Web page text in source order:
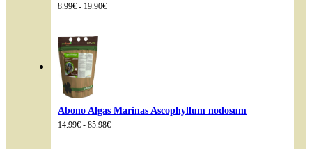
8.99€ - 19.90€Rango
Abono Algas Marinas Ascophyllum nodosum
14.99€ - 85.98€Rango